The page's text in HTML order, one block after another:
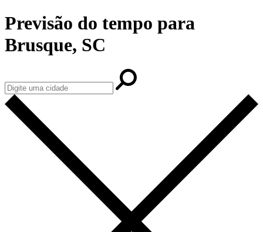
Previsão do tempo para
Brusque, SC